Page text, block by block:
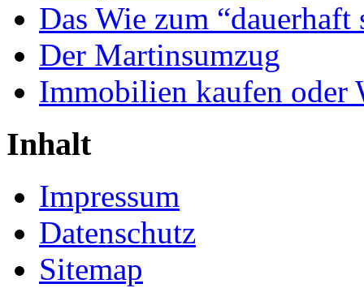
Das Wie zum
Der Martinsumzug
Immobilien kaufen oder
Inhalt
Impressum
Datenschutz
Sitemap